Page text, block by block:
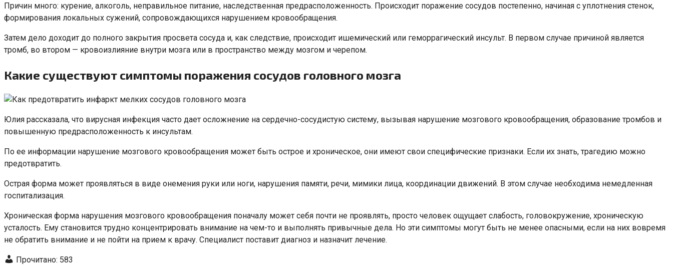
Причин много: курение, алкоголь, неправильное питание, наследственная предрасположенность. Происходит поражение сосудов постепенно, начиная с уплотнения стенок,
формирования локальных сужений, сопровождающихся нарушением кровообращения.
Затем дело доходит до полного закрытия просвета сосуда и, как следствие, происходит ишемический или геморрагический инсульт. В первом случае причиной является
тромб, во втором — кровоизлияние внутри мозга или в пространство между мозгом и черепом.
Какие существуют симптомы поражения сосудов головного мозга
Юлия рассказала, что вирусная инфекция часто дает осложнение на сердечно-сосудистую систему, вызывая нарушение мозгового кровообращения, образование тромбов и
повышенную предрасположенность к инсультам.
По ее информации нарушение мозгового кровообращения может быть острое и хроническое, они имеют свои специфические признаки. Если их знать, трагедию можно
предотвратить.
Острая форма может проявляться в виде онемения руки или ноги, нарушения памяти, речи, мимики лица, координации движений. В этом случае необходима немедленная
госпитализация.
Хроническая форма нарушения мозгового кровообращения поначалу может себя почти не проявлять, просто человек ощущает слабость, головокружение, хроническую
усталость. Ему становится трудно концентрировать внимание на чем-то и выполнять привычные дела. Но эти симптомы могут быть не менее опасными, если на них вовремя
не обратить внимание и не пойти на прием к врачу. Специалист поставит диагноз и назначит лечение.
Прочитано: 583